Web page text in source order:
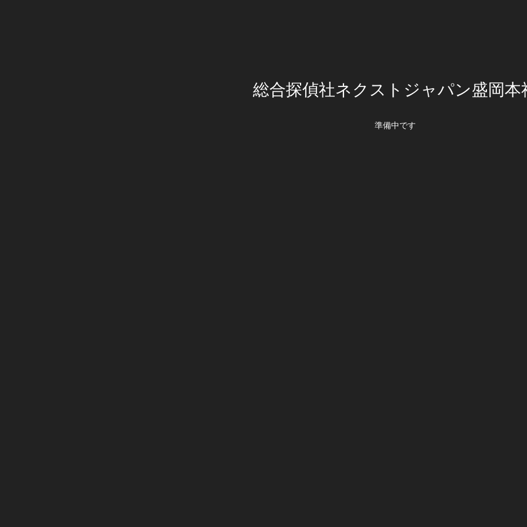
総合探偵社ネクストジャパン盛岡本
準備中です